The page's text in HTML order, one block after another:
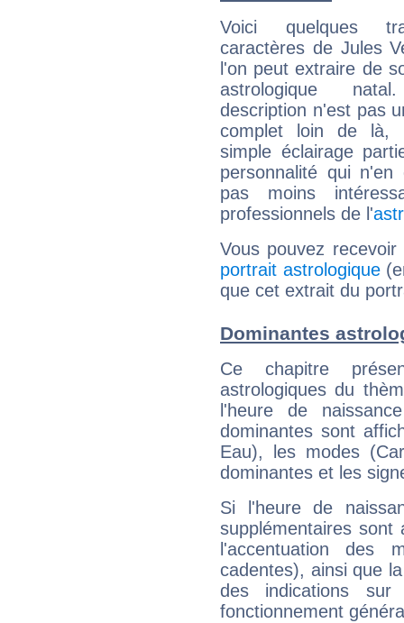
Voici quelques
caractères de Jules
l'on peut extraire de
astrologique
description n'est pas
complet loin de là,
simple éclairage
personnalité qui n'en
pas moins
professionnels de l'
Vous pouvez
portrait astrologique
que cet extrait du
Dominantes
Ce chapitre
astrologiques du
l'heure de
dominantes sont
Eau), les modes
dominantes et les
Si l'heure de
supplémentaires sont
l'accentuation des
cadentes), ainsi que
des indications sur
fonctionnement